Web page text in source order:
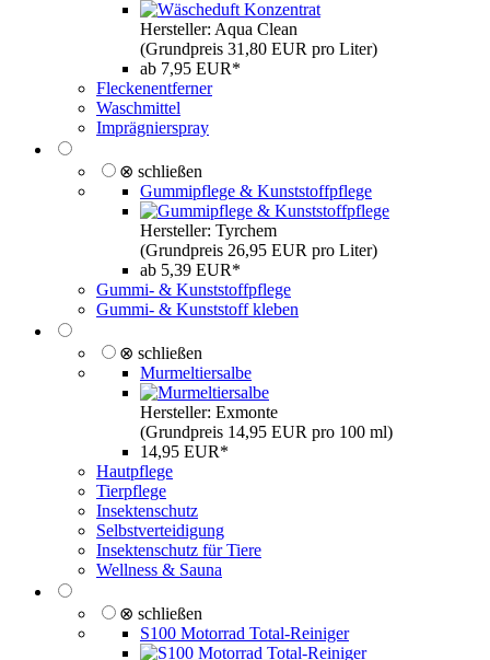
Hersteller: Aqua Clean
(Grundpreis 31,80 EUR pro Liter)
ab 7,95 EUR*
Fleckenentferner
Waschmittel
Imprägnierspray
⊗ schließen
Gummipflege & Kunststoffpflege
Hersteller: Tyrchem
(Grundpreis 26,95 EUR pro Liter)
ab 5,39 EUR*
Gummi- & Kunststoffpflege
Gummi- & Kunststoff kleben
⊗ schließen
Murmeltiersalbe
Hersteller: Exmonte
(Grundpreis 14,95 EUR pro 100 ml)
14,95 EUR*
Hautpflege
Tierpflege
Insektenschutz
Selbstverteidigung
Insektenschutz für Tiere
Wellness & Sauna
⊗ schließen
S100 Motorrad Total-Reiniger